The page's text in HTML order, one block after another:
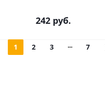
242руб.
1 2 3 7